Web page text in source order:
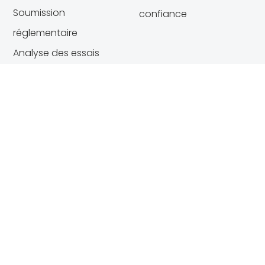
Soumission
réglementaire
Analyse des essais
confiance